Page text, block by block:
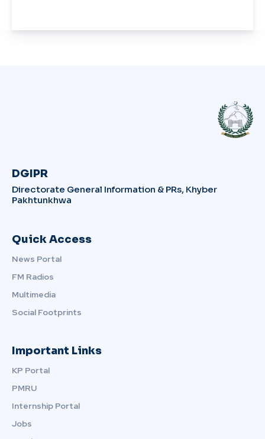
DGIPR
Directorate General Information & PRs, Khyber
Pakhtunkhwa
Quick Access
News Portal
FM Radios
Multimedia
Social Footprints
Important Links
KP Portal
PMRU
Internship Portal
Jobs